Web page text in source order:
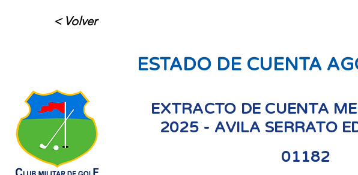
< Volver
ESTADO DE CUENTA
EXTRACTO DE CUENTA
2025 - AVILA SERRATO
01182